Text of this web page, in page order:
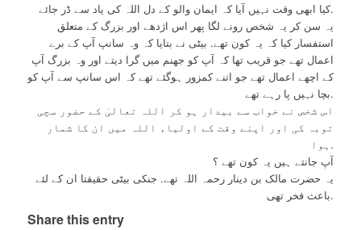
کیا ابھی وقت نہیں آیا کہ ایمان والو کے دل اللہ کی یاد سے ڈر جائے.
یہ سن کر یہ شخص رونے لگا پھر اس اژدھے اور بزرگ کے متعلق
استفسار کیا کہ یہ کون تھے. بیٹی نے بتایا کہ وہ سانپ آپ کے برے
اعمال تھے جو قریب تھا کہ آپ کو جھنم میں گرا دیتے اور وہ بزرگ آپ
کے اچھے اعمال تھے جو اتنے کمزور ہوگئے تھے کہ اس سانپ سے آپ کو
بچا نہیں پا رہے تھے.
اس شخص نے خواب سے بیدار ہو کر اللہ تعالیٰ کے حضور سچی
توبہ کی اور اپنے وقت کے اولیاء اللہ میں ان کا شمار
ہوا.
آپ جانتے ہیں یہ کون تھے ؟
یہ حضرت مالک بن دینار رحمہ اللہ تھے. جنکی بیٹی حقیقتا ان کے لئے
باعث فخر تھی.
Share this entry